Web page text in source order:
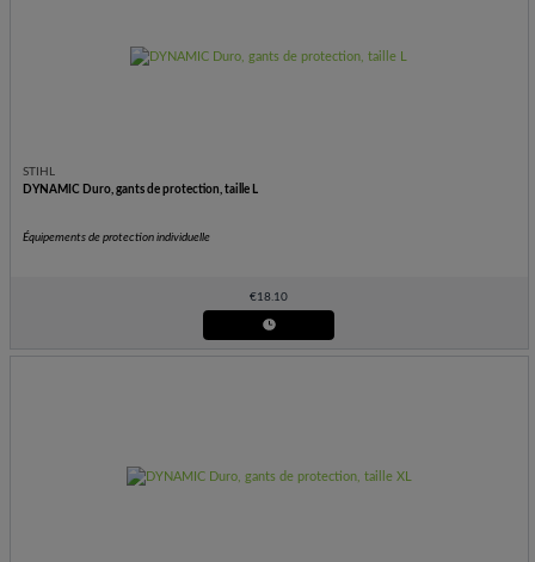
STIHL
DYNAMIC Duro, gants de protection, taille L
Équipements de protection individuelle
€18.10